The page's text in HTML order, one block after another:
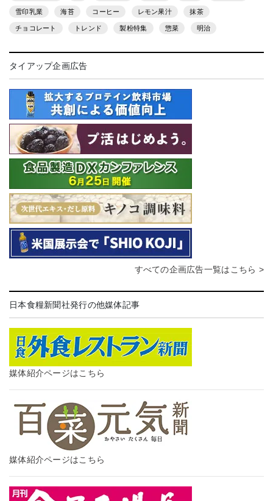
雪印乳業 海苔 コーヒー レモン果汁 抹茶
チョコレート トレンド 製粉特集 惣菜 明治
タイアップ企画広告
すべての企画広告一覧はこちら >
日本食糧新聞社発行の他媒体記事
媒体紹介ページはこちら
媒体紹介ページはこちら